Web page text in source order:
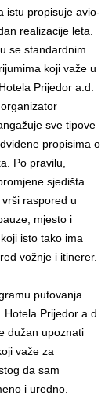
istu propisuje avio-
realizacije leta.
se standardnim
koji važe u
Prijedor a.d.
sve tipove
propisima o
Po pravilu,
sjedišta
raspored u
mjesto i
isto tako ima
vožnje i itinerer.
putovanja
Prijedor a.d.
dužan upoznati
važe za
da sam
i uredno.